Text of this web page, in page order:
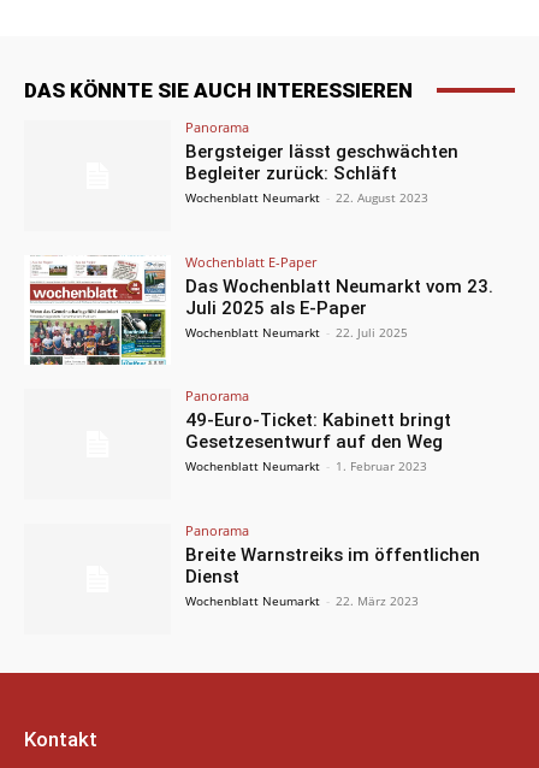
DAS KÖNNTE SIE AUCH INTERESSIEREN
Panorama
Bergsteiger lässt geschwächten
Begleiter zurück: Schläft
Wochenblatt Neumarkt - 22. August 2023
Wochenblatt E-Paper
Das Wochenblatt Neumarkt vom 23.
Juli 2025 als E-Paper
Wochenblatt Neumarkt - 22. Juli 2025
Panorama
49-Euro-Ticket: Kabinett bringt
Gesetzesentwurf auf den Weg
Wochenblatt Neumarkt - 1. Februar 2023
Panorama
Breite Warnstreiks im öffentlichen
Dienst
Wochenblatt Neumarkt - 22. März 2023
Kontakt